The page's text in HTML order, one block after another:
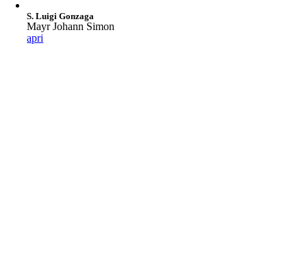
S. Luigi Gonzaga
Mayr Johann Simon
apri